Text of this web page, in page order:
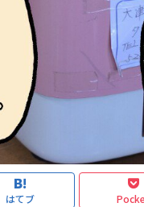
はてブ